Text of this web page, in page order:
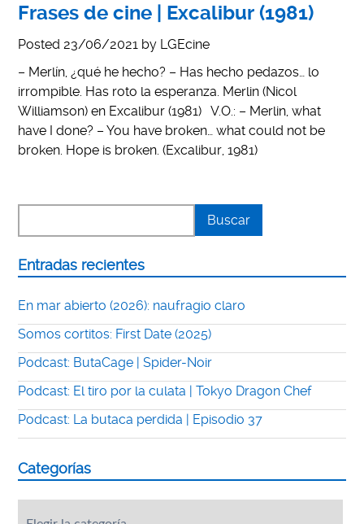
Frases de cine | Excalibur (1981)
Posted 23/06/2021 by LGEcine
– Merlín, ¿qué he hecho? – Has hecho pedazos… lo
irrompible. Has roto la esperanza. Merlin (Nicol
Williamson) en Excalibur (1981) V.O.: – Merlin, what
have I done? – You have broken… what could not be
broken. Hope is broken. (Excalibur, 1981)
Entradas recientes
En mar abierto (2026): naufragio claro
Somos cortitos: First Date (2025)
Podcast: ButaCage | Spider-Noir
Podcast: El tiro por la culata | Tokyo Dragon Chef
Podcast: La butaca perdida | Episodio 37
Categorías